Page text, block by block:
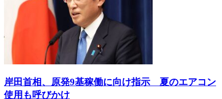
岸田首相、原発9基稼働に向け指示 夏のエアコン
使用も呼びかけ